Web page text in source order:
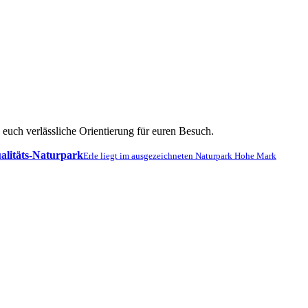
verlässliche Orientierung für euren Besuch.
NaturparkErle liegt im ausgezeichneten Naturpark Hohe Mark